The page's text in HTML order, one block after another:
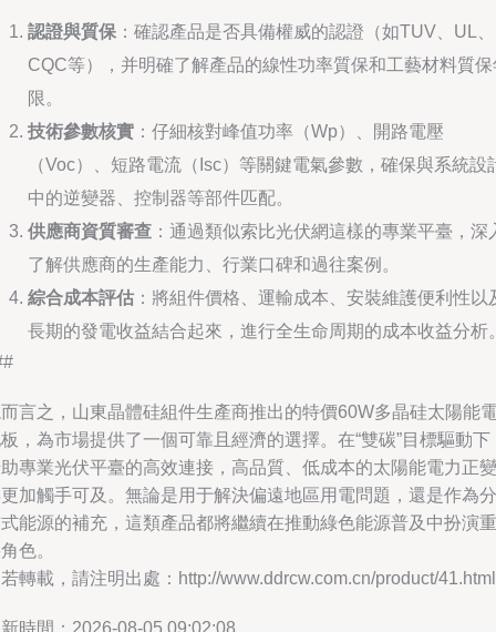
認證與質保 ：確認產品是否具備權威的認證（如TUV、UL、
CQC等），并明確了解產品的線性功率質保和工藝材料質保
限。
技術參數核實 ：仔細核對峰值功率（Wp）、開路電壓
（Voc）、短路電流（Isc）等關鍵電氣參數，確保與系統設
中的逆變器、控制器等部件匹配。
供應商資質審查 ：通過類似索比光伏網這樣的專業平臺，深
了解供應商的生產能力、行業口碑和過往案例。
綜合成本評估 ：將組件價格、運輸成本、安裝維護便利性以
長期的發電收益結合起來，進行全生命周期的成本收益分析
言之，山東晶體硅組件生產商推出的特價60W多晶硅太陽能
，為市場提供了一個可靠且經濟的選擇。在“雙碳”目標驅動下
專業光伏平臺的高效連接，高品質、低成本的太陽能電力正變
加觸手可及。無論是用于解決偏遠地區用電問題，還是作為分
能源的補充，這類產品都將繼續在推動綠色能源普及中扮演重
色。
轉載，請注明出處：http://www.ddrcw.com.cn/product/41.html
時間：2026-08-05 09:02:08